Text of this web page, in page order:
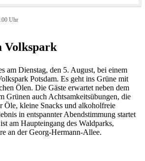
Uhr
Volkspark
am Dienstag, den 5. August, bei einem
Potsdam. Es geht ins Grüne mit
Ölen. Die Gäste erwartet neben dem
Grünen auch Achtsamkeitsübungen, die
Öle, kleine Snacks und alkoholfreie
in entspannter Abendstimmung startet
am Haupteingang des Waldparks,
an der Georg-Hermann-Allee.